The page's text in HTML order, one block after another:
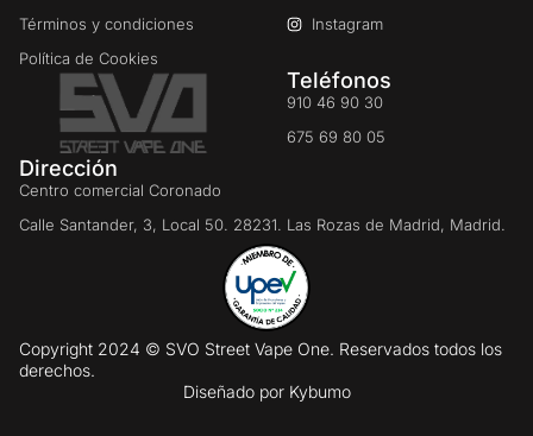
Términos y condiciones
Política de Cookies
Instagram
Teléfonos
910 46 90 30
675 69 80 05
Dirección
Centro comercial Coronado
Calle Santander, 3, Local 50. 28231. Las Rozas de Madrid, Madrid.
Copyright 2024 © SVO Street Vape One. Reservados todos los
derechos.
Diseñado por Kybumo